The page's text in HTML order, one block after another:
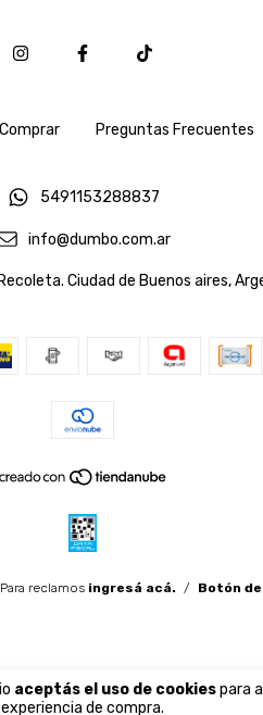
aceptás el uso de cookiespara
experiencia de compra.
Preguntas Frecuentes
5491153288837
info@dumbo.com.ar
Ciudad de Buenos aires,
reclamos ingresá acá. / Botón